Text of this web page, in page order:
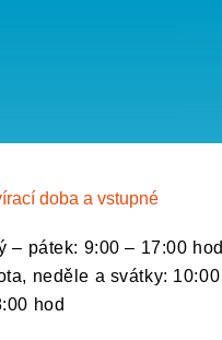
doba a vstupné
– pátek: 9:00 – 17:00 hod
neděle a svátky: 10:00
hod